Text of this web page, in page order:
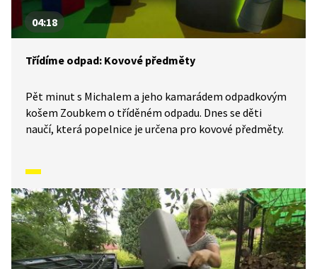
04:18
Třídíme odpad: Kovové předměty
Pět minut s Michalem a jeho kamarádem odpadkovým
košem Zoubkem o tříděném odpadu. Dnes se děti
naučí, která popelnice je určena pro kovové předměty.